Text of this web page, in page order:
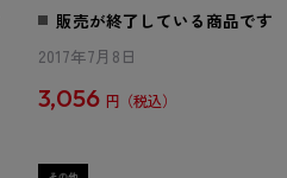
販売が終了している商品です
2017年7月8日
3,056 円